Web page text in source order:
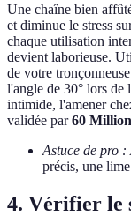
Une chaîne bien
et diminue le stress
chaque utilisation
devient laborieuse.
de votre
l'angle de 30° lors de
intimide, l'amener
validée par60
Astuce de pro :
précis, une
4. Vérifier le